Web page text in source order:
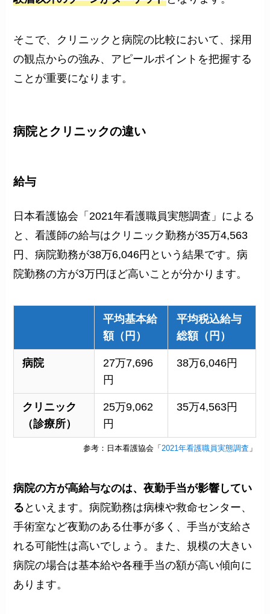
そこで、クリニックと病院の比較において、採用
の観点からの強み、アピールポイントを把握する
ことが重要になります。
病院とクリニックの違い
給与
日本看護協会「2021年看護職員実態調査」による
と、看護師の給与はクリニック勤務が35万4,563
円、病院勤務が38万6,046円という結果です。病
院勤務の方が3万円ほど高いことが分かります。
平均基本給
額（円）
平均税込給与
総額（円）
病院
27万7,696
円
38万6,046円
クリニック
（診療所）
25万9,062
円
35万4,563円
参考：日本看護協会「2021年看護職員実態調査 」
病院の方が高給与なのは、夜勤手当が影響してい
る といえます。病院勤務は病棟や救命センター、
手術室など夜勤のある仕事が多く、手当が支給さ
れる可能性は高いでしょう。また、規模の大きい
病院の場合は基本給や各種手当の額が高い傾向に
あります。